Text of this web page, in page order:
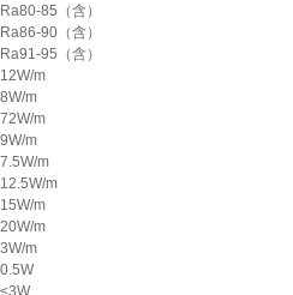
Ra80-85（含）
Ra86-90（含）
Ra91-95（含）
12W/m
8W/m
72W/m
9W/m
7.5W/m
12.5W/m
15W/m
20W/m
3W/m
0.5W
≤3W